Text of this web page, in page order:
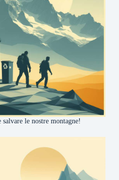
le nostre montagne!